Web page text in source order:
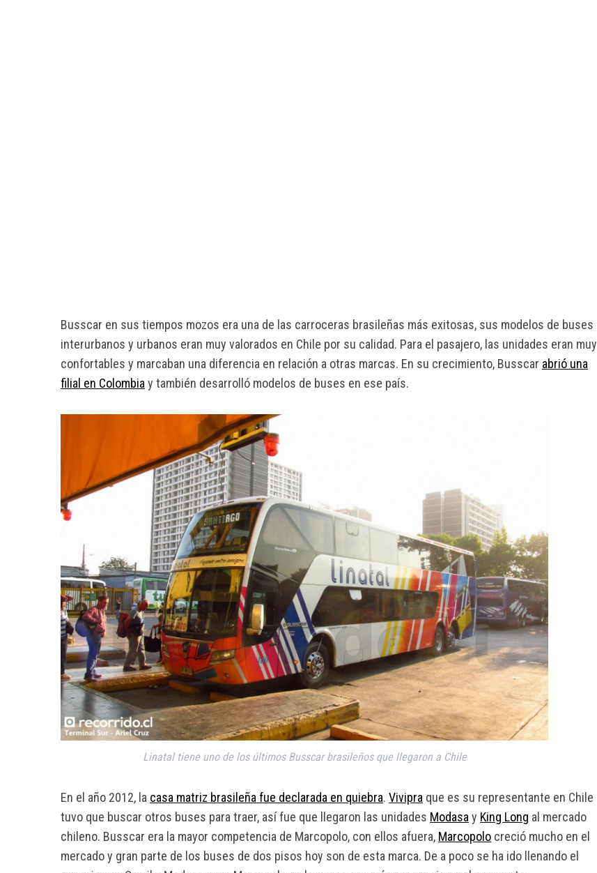
Busscar en sus tiempos mozos era una de las carroceras brasileñas más exitosas, sus modelos de buses
interurbanos y urbanos eran muy valorados en Chile por su calidad. Para el pasajero, las unidades eran muy
confortables y marcaban una diferencia en relación a otras marcas. En su crecimiento, Busscar abrió una
filial en Colombia y también desarrolló modelos de buses en ese país.
Linatal tiene uno de los últimos Busscar brasileños que llegaron a Chile
En el año 2012, la casa matriz brasileña fue declarada en quiebra. Vivipra que es su representante en Chile
tuvo que buscar otros buses para traer, así fue que llegaron las unidades Modasa y King Long al mercado
chileno. Busscar era la mayor competencia de Marcopolo, con ellos afuera, Marcopolo creció mucho en el
mercado y gran parte de los buses de dos pisos hoy son de esta marca. De a poco se ha ido llenando el
r